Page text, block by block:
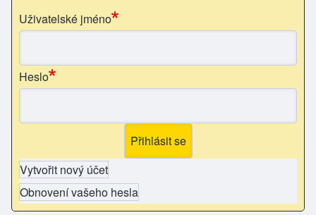
Uživatelské jméno
Heslo
Vytvořit nový účet
Obnovení vašeho hesla